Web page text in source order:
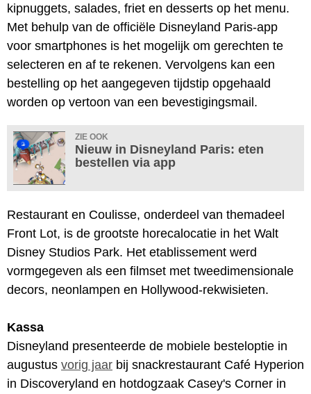
kipnuggets, salades, friet en desserts op het menu.
Met behulp van de officiële Disneyland Paris-app
voor smartphones is het mogelijk om gerechten te
selecteren en af te rekenen. Vervolgens kan een
bestelling op het aangegeven tijdstip opgehaald
worden op vertoon van een bevestigingsmail.
ZIE OOK
Nieuw in Disneyland Paris: eten
bestellen via app
Restaurant en Coulisse, onderdeel van themadeel
Front Lot, is de grootste horecalocatie in het Walt
Disney Studios Park. Het etablissement werd
vormgegeven als een filmset met tweedimensionale
decors, neonlampen en Hollywood-rekwisieten.
Kassa
Disneyland presenteerde de mobiele besteloptie in
augustus vorig jaar bij snackrestaurant Café Hyperion
in Discoveryland en hotdogzaak Casey's Corner in